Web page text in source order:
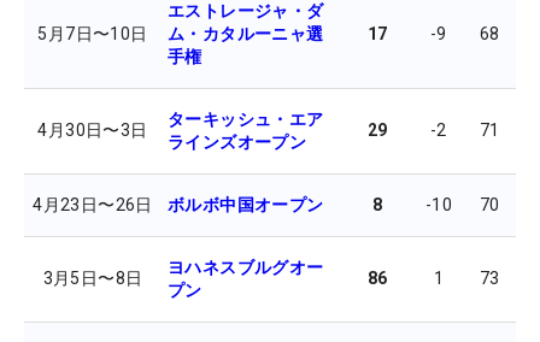
5月7日〜10日
エストレージャ・ダ
ム・カタルーニャ選
手権
17 -9 68
4月30日〜3日
ターキッシュ・エア
ラインズオープン
29 -2 71
4月23日〜26日 ボルボ中国オープン 8 -10 70
3月5日〜8日
ヨハネスブルグオー
プン
86 1 73